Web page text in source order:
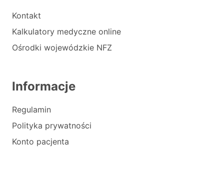
Kontakt
Kalkulatory medyczne online
Ośrodki wojewódzkie NFZ
Informacje
Regulamin
Polityka prywatności
Konto pacjenta